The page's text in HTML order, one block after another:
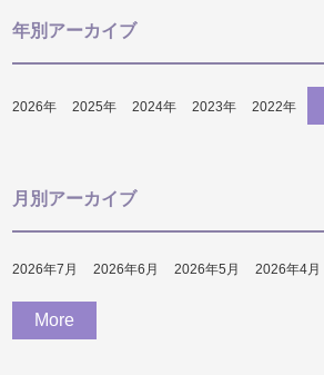
年別アーカイブ
2026年 2025年 2024年 2023年 2022年
月別アーカイブ
2026年7月 2026年6月 2026年5月 2026年4月
More